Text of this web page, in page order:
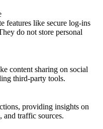
features like secure log-ins
do not store personal
content sharing on social
third-party tools.
providing insights on
and traffic sources.